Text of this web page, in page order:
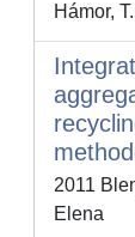
Hámor,
2011
Elena